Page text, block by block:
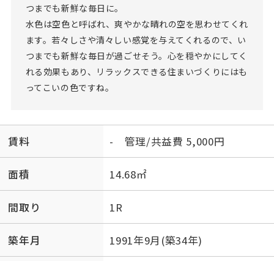
つまでも新鮮な毎日に。
水色は空色と呼ばれ、爽やかな晴れの空を思わせてくれ
ます。若々しさや清々しい感覚を与えてくれるので、い
つまでも新鮮な毎日が過ごせそう。心を穏やかにしてく
れる効果もあり、リラックスできる住まいづくりにはも
ってこいの色ですね。
賃料 - 管理/共益費 5,000円
面積 14.68㎡
間取り 1R
築年月 1991年9月(築34年)